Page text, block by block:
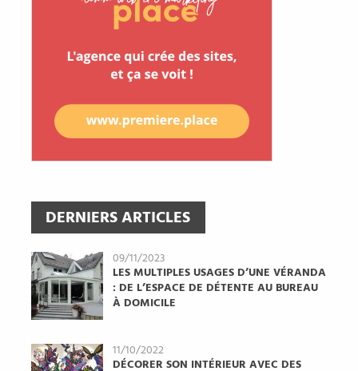
DERNIERS ARTICLES
09/11/2023
LES MULTIPLES USAGES D’UNE VÉRANDA
: DE L’ESPACE DE DÉTENTE AU BUREAU
À DOMICILE
11/10/2022
DÉCORER SON INTÉRIEUR AVEC DES